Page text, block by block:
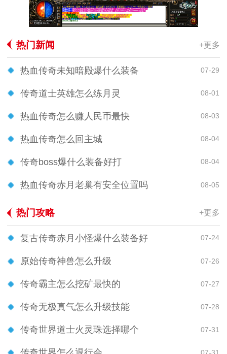
热门新闻 +更多
热血传奇未知暗殿爆什么装备 07-29
传奇道士英雄怎么练月灵 08-01
热血传奇怎么赚人民币最快 08-03
热血传奇怎么回主城 08-04
传奇boss爆什么装备好打 08-04
热血传奇赤月老巢有安全位置吗 08-05
热门攻略 +更多
复古传奇赤月小怪爆什么装备好 07-24
原始传奇神兽怎么升级 07-26
传奇霸主怎么挖矿最快的 07-27
传奇无极真气怎么升级技能 07-28
传奇世界道士火灵珠选择哪个 07-31